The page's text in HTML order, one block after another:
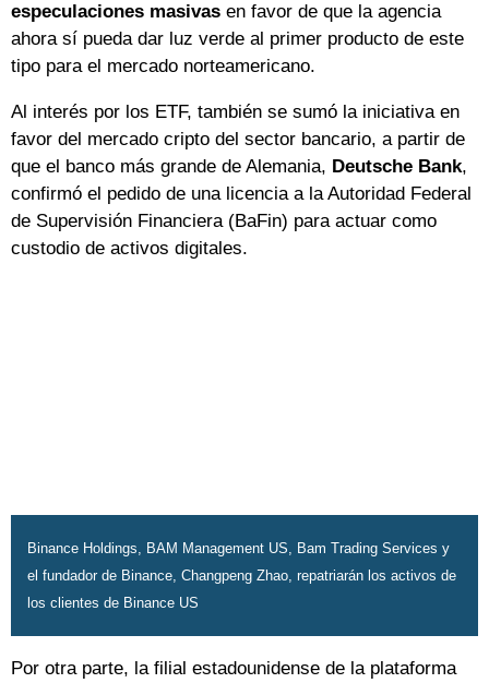
especulaciones masivas en favor de que la agencia
ahora sí pueda dar luz verde al primer producto de este
tipo para el mercado norteamericano.
Al interés por los ETF, también se sumó la iniciativa en
favor del mercado cripto del sector bancario, a partir de
que el banco más grande de Alemania, Deutsche Bank,
confirmó el pedido de una licencia a la Autoridad Federal
de Supervisión Financiera (BaFin) para actuar como
custodio de activos digitales.
Binance Holdings, BAM Management US, Bam Trading Services y
el fundador de Binance, Changpeng Zhao, repatriarán los activos de
los clientes de Binance US
Por otra parte, la filial estadounidense de la plataforma